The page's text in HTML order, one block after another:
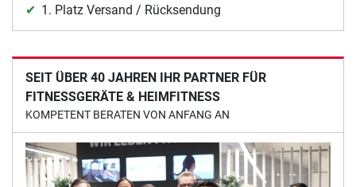
1. Platz Versand / Rücksendung
SEIT ÜBER 40 JAHREN IHR PARTNER FÜR
FITNESSGERÄTE & HEIMFITNESS
KOMPETENT BERATEN VON ANFANG AN